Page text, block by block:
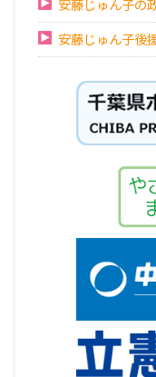
安藤じゅん子の
安藤じゅん子後